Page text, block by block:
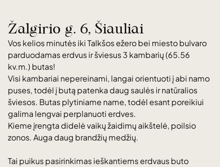
Žalgirio g. 6, Šiauliai
Vos kelios minutės iki Talkšos ežero bei miesto bulvaro
parduodamas erdvus ir šviesus 3 kambarių (65.56
kv.m.) butas!
Visi kambariai nepereinami, langai orientuoti į abi namo
puses, todėl į butą patenka daug saulės ir natūralios
šviesos. Butas plytiniame name, todėl esant poreikiui
galima lengvai perplanuoti erdves.
Kieme įrengta didelė vaikų žaidimų aikštelė, poilsio
zonos. Auga daug brandžių medžių.
Tai puikus pasirinkimas ieškantiems erdvaus buto